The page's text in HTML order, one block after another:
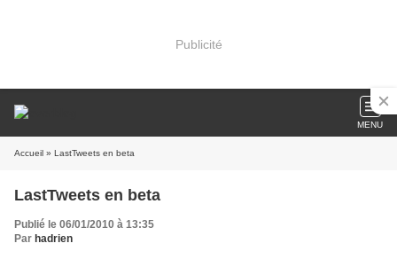
Publicité
MENU
Accueil » LastTweets en beta
LastTweets en beta
Publié le 06/01/2010 à 13:35
Par hadrien